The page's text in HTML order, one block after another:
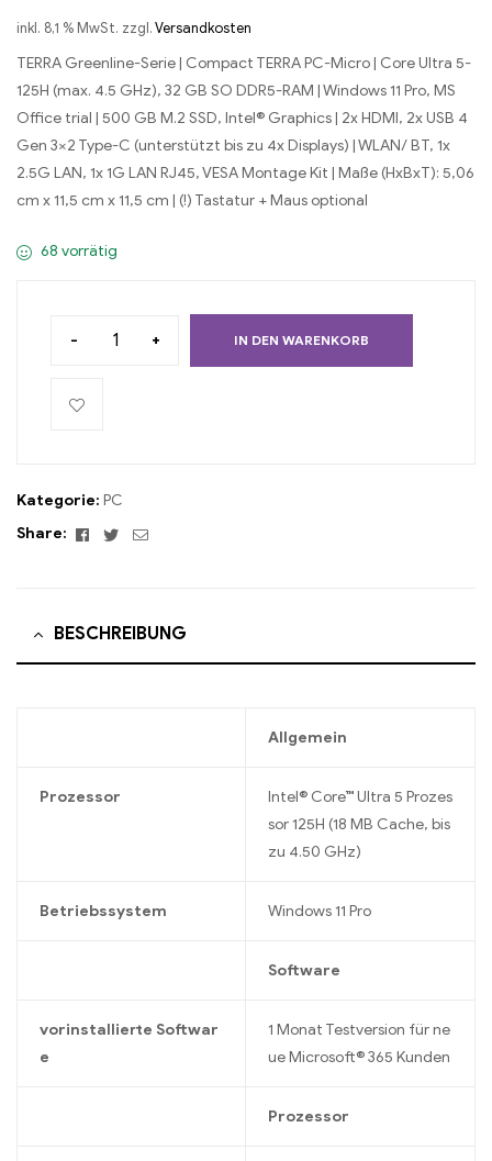
inkl. 8,1 % MwSt. zzgl.Versandkosten
TERRA Greenline-Serie | Compact TERRA PC-Micro | Core Ultra 5-
125H (max. 4.5 GHz), 32 GB SO DDR5-RAM | Windows 11 Pro, MS
Office trial | 500 GB M.2 SSD, Intel® Graphics | 2x HDMI, 2x USB 4
Gen 3×2 Type-C (unterstützt bis zu 4x Displays) | WLAN/ BT, 1x
2.5G LAN, 1x 1G LAN RJ45, VESA Montage Kit | Maße (HxBxT): 5,06
cm x 11,5 cm x 11,5 cm | (!) Tastatur + Maus optional
68 vorrätig
- + IN DEN WARENKORB
Kategorie: PC
Share:
Facebook
TwitterEmail
BESCHREIBUNG
Allgemein
Prozessor
Intel® Core™ Ultra 5 Prozes
sor 125H (18 MB Cache, bis
zu 4.50 GHz)
Betriebssystem Windows 11 Pro
Software
vorinstallierte Softwar
e
1 Monat Testversion für ne
ue Microsoft® 365 Kunden
Prozessor